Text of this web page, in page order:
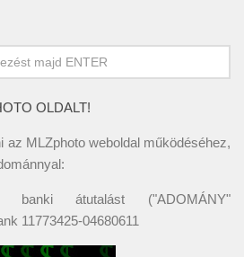
OLDALT!
az MLZphoto weboldal működéséhez,
banki átutalást ("ADOMÁNY"
11773425-04680611